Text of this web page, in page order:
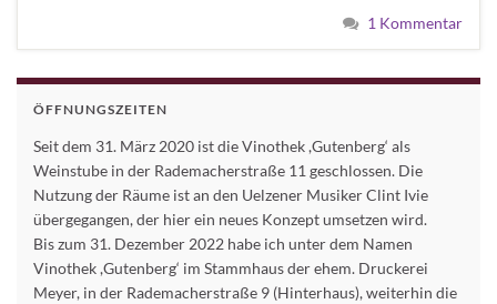
1 Kommentar
ÖFFNUNGSZEITEN
Seit dem 31. März 2020 ist die Vinothek ,Gutenberg‘ als
Weinstube in der Rademacherstraße 11 geschlossen. Die
Nutzung der Räume ist an den Uelzener Musiker Clint Ivie
übergegangen, der hier ein neues Konzept umsetzen wird.
Bis zum 31. Dezember 2022 habe ich unter dem Namen
Vinothek ,Gutenberg‘ im Stammhaus der ehem. Druckerei
Meyer, in der Rademacherstraße 9 (Hinterhaus), weiterhin die